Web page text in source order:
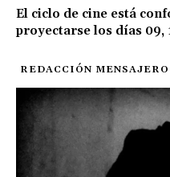
El ciclo de cine está
proyectarse los días 09,
REDACCIÓN MENSAJERO